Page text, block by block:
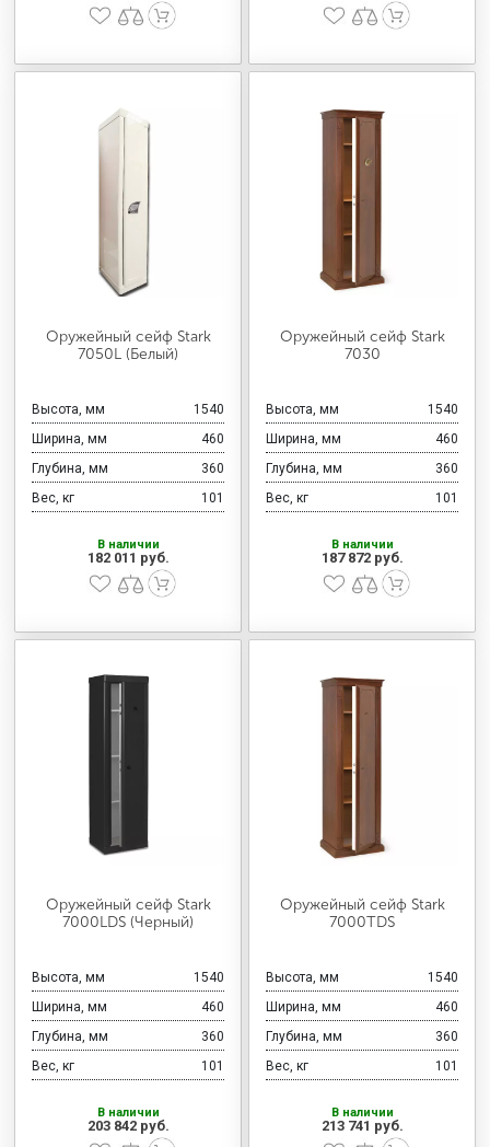
Оружейный сейф Stark
7050L (Белый)
Высота, мм
1540
Ширина, мм
460
Глубина, мм
360
Вес, кг
101
В наличии
182 011 руб.
Оружейный сейф Stark
7030
Высота, мм
1540
Ширина, мм
460
Глубина, мм
360
Вес, кг
101
В наличии
187 872 руб.
Оружейный сейф Stark
7000LDS (Черный)
Высота, мм
1540
Ширина, мм
460
Глубина, мм
360
Вес, кг
101
В наличии
203 842 руб.
Оружейный сейф Stark
7000TDS
Высота, мм
1540
Ширина, мм
460
Глубина, мм
360
Вес, кг
101
В наличии
213 741 руб.